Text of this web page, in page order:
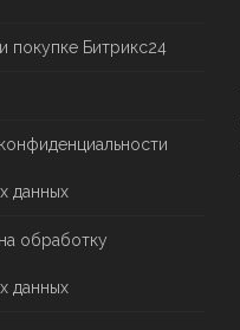
покупке Битрикс24
данных
обработку
данных